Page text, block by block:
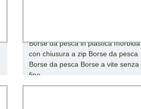
Borse da pesca in plastica morbida
con chiusura a zip Borse da pesca
Borse da pesca Borse a vite senza
fine